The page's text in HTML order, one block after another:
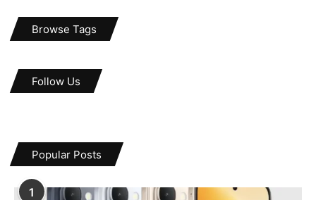
Browse Tags
Follow Us
Popular Posts
1